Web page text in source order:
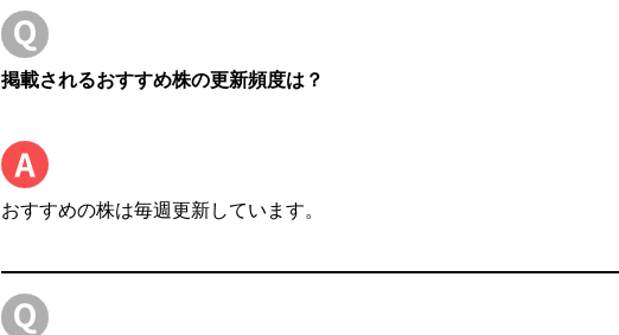
掲載されるおすすめ株の更新頻度は？
おすすめの株は毎週更新しています。